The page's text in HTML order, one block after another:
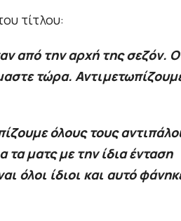
τίτλου:
από την αρχή της σεζόν. Ο
τώρα.
όλους τους
ματς με την ίδια ένταση
όλοι ίδιοι και αυτό